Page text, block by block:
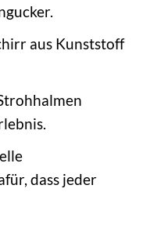
aus Kunststoff
dass jeder